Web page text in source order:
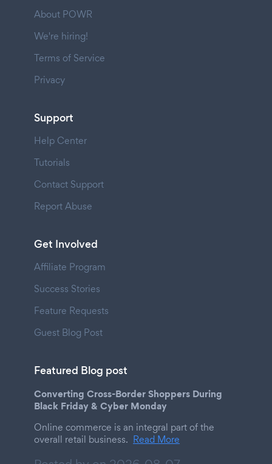
About POWR
We're hiring!
Terms of Service
Privacy
Support
Help Center
Tutorials
Contact Support
Report Abuse
Get Involved
Affiliate Program
Success Stories
Feature Requests
Guest Blog Post
Featured Blog post
Converting Cross-Border Shoppers During
Black Friday & Cyber Monday
Online commerce is an integral part of the
overall retail business. Read More